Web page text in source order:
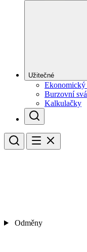
Užitečné
Ekonomický
Burzovní
Kalkulačky
Odměny